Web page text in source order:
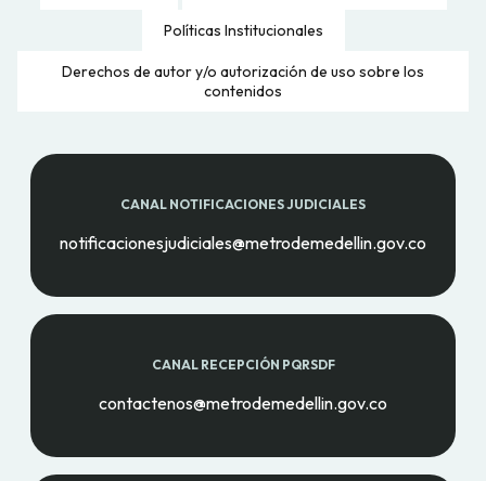
Políticas Institucionales
Derechos de autor y/o autorización de uso sobre los
contenidos
CANAL NOTIFICACIONES JUDICIALES
notificacionesjudiciales@metrodemedellin.gov.co
CANAL RECEPCIÓN PQRSDF
contactenos@metrodemedellin.gov.co